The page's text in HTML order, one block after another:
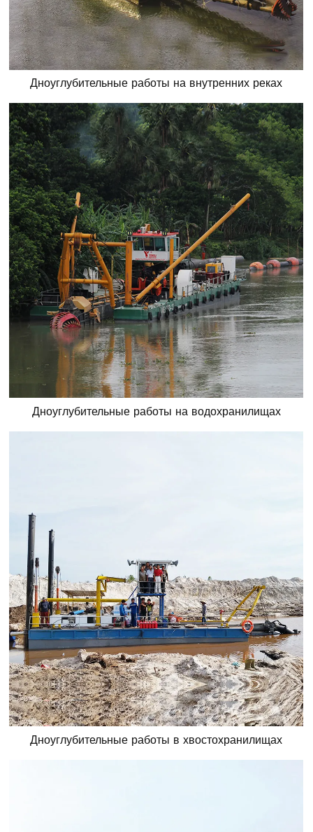
Дноуглубительные работы на внутренних реках
Дноуглубительные работы на водохранилищах
Дноуглубительные работы в хвостохранилищах